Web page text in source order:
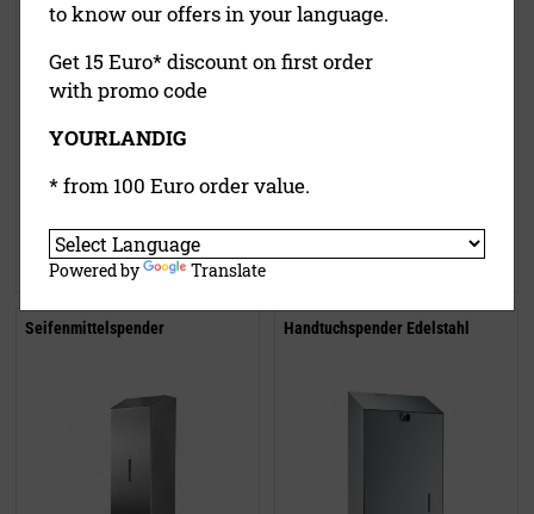
ab8,50 €
Versandkosten
Jetzt kaufen
ab
Versandkosten
Seifenmittelspender Handtuchspender Edelstahl
to know our offers in your language.
Get 15 Euro* discount on first order
with promo code
YOURLANDIG
* from 100 Euro order value.
Powered by Translate